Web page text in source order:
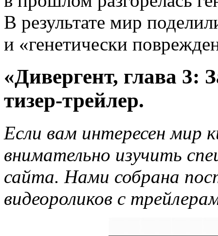
В результате мир
и «генетически
«Дивергент, глава 3:
тизер-трейлер.
Если вам интересен мир
внимательно изучить
сайта. Нами собрана
видеороликов с